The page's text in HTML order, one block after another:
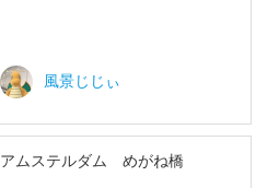
風景じじぃ
アムステルダム めがね橋